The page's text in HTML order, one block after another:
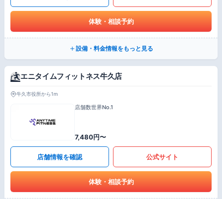
体験・相談予約
設備・料金情報をもっと見る
エニタイムフィットネス牛久店
牛久市役所から1m
店舗数世界No.1
7,480円〜
店舗情報を確認 公式サイト
体験・相談予約